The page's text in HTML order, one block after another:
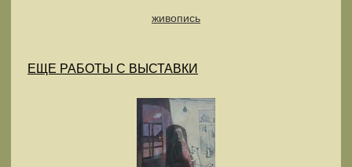
живопись
ЕЩЕ РАБОТЫ С ВЫСТАВКИ